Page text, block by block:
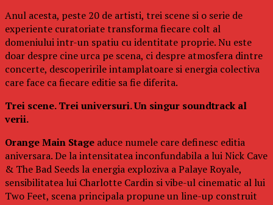
Anul acesta, peste 20 de artisti, trei scene si o serie de
experiente curatoriate transforma fiecare colt al
domeniului intr-un spatiu cu identitate proprie. Nu este
doar despre cine urca pe scena, ci despre atmosfera dintre
concerte, descoperirile intamplatoare si energia colectiva
care face ca fiecare editie sa fie diferita.
Trei scene. Trei universuri. Un singur soundtrack al
verii.
Orange Main Stage aduce numele care definesc editia
aniversara. De la intensitatea inconfundabila a lui Nick Cave
& The Bad Seeds la energia exploziva a Palaye Royale,
sensibilitatea lui Charlotte Cardin si vibe-ul cinematic al lui
Two Feet, scena principala propune un line-up construit